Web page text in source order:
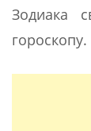
Зодиака
гороскопу.